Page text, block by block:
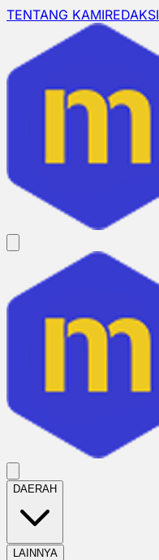
TENTANG KAMIREDAKSI
DAERAH
LAINNYA